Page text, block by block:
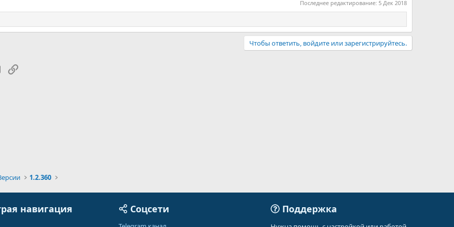
Последнее редактирование: 5 Дек 2018
Чтобы ответить, войдите или зарегистрируйтесь.
Электронная почта
Ссылка
1.2.360
навигация Соцсети Поддержка